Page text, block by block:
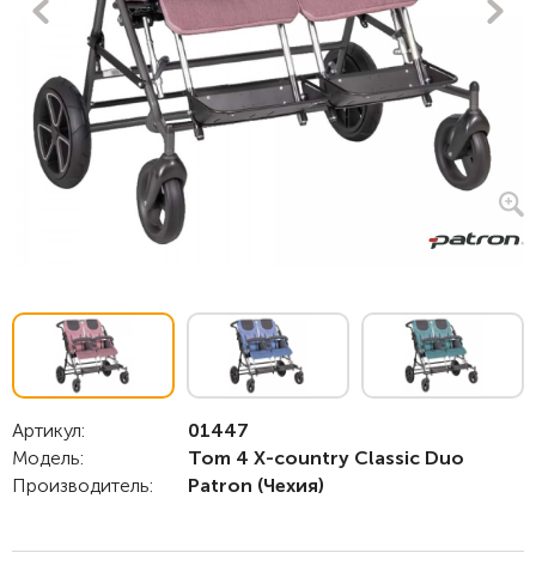
Артикул:
01447
Модель:
Tom 4 X-country Classic Duo
Производитель:
Patron (Чехия)